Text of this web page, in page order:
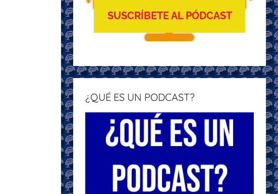
SUSCRÍBETE AL PÓDCAST
¿QUÉ ES UN PODCAST?